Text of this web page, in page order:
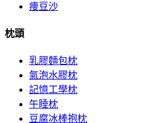
痩豆沙
枕頭
乳膠麵包枕
氣泡水膠枕
記憶工學枕
午睡枕
豆腐冰棒抱枕